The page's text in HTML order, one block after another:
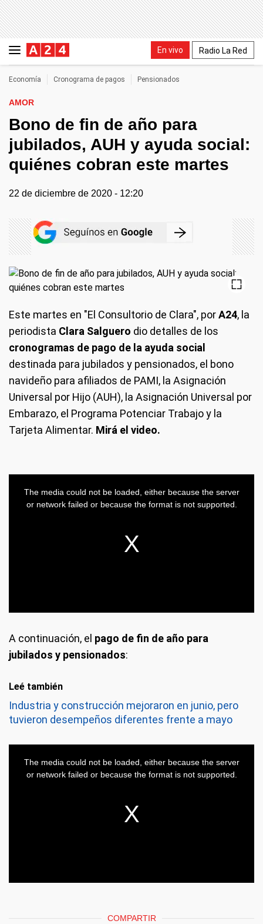
En vivo Radio La Red
Economía Cronograma de pagos Pensionados
AMOR
Bono de fin de año para
jubilados, AUH y ayuda social:
quiénes cobran este martes
22 de diciembre de 2020 - 12:20
Este martes en "El Consultorio de Clara", porA24, la
periodista Clara Salguero dio detalles de los
cronogramas de pago de la ayuda social
destinada para jubilados y pensionados, el bono
navideño para afiliados de PAMI, la Asignación
Universal por Hijo (AUH), la Asignación Universal por
Embarazo, el Programa Potenciar Trabajo y la
Tarjeta Alimentar. Mirá el video.
A continuación, el pago de fin de año para
jubilados y pensionados:
Leé también
Industria y construcción mejoraron en junio, pero
tuvieron desempeños diferentes frente a mayo
COMPARTIR